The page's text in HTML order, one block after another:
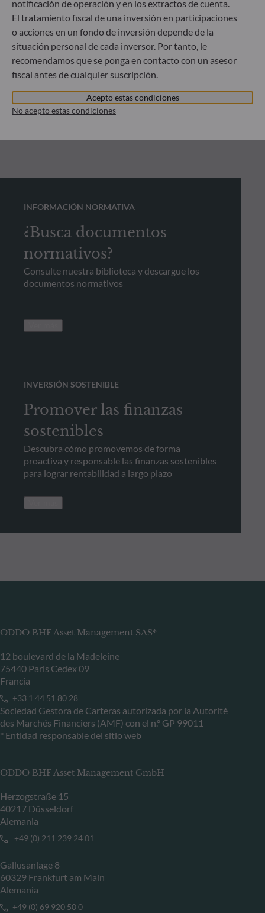
INFORMACIÓN NORMATIVA
¿Busca documentos
normativos?
Consulte nuestra biblioteca y descargue los
documentos normativos
INVERSIÓN SOSTENIBLE
Promover las finanzas
sostenibles
Descubra cómo promovemos de forma
proactiva y responsable las finanzas sostenibles
para lograr rentabilidad a largo plazo
ODDO BHF Asset Management SAS*
12 boulevard de la Madeleine
75440 Paris Cedex 09
Francia
+33 1 44 51 80 28
Sociedad Gestora de Carteras autorizada por la Autorité
des Marchés Financiers (AMF) con el n.º GP 99011
* Entidad responsable del sitio web
ODDO BHF Asset Management GmbH
Herzogstraße 15
40217 Düsseldorf
Alemania
+49 (0) 211 239 24 01
Gallusanlage 8
60329 Frankfurt am Main
Alemania
+49 (0) 69 920 50 0
notificación de operación y en los extractos de cuenta.
El tratamiento fiscal de una inversión en participaciones
o acciones en un fondo de inversión depende de la
situación personal de cada inversor. Por tanto, le
recomendamos que se ponga en contacto con un asesor
fiscal antes de cualquier suscripción.
Acepto estas condiciones
No acepto estas condiciones